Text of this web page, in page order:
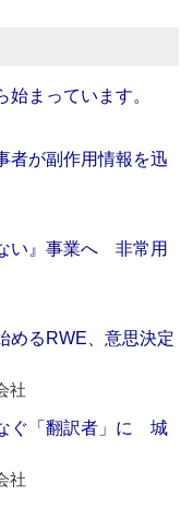
まっています。
者が副作用情報を迅
い』事業へ 非常用
めるRWE、意思決定
社
ぐ「翻訳者」に 城
社